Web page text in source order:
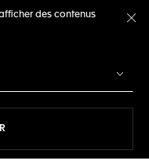
des contenus